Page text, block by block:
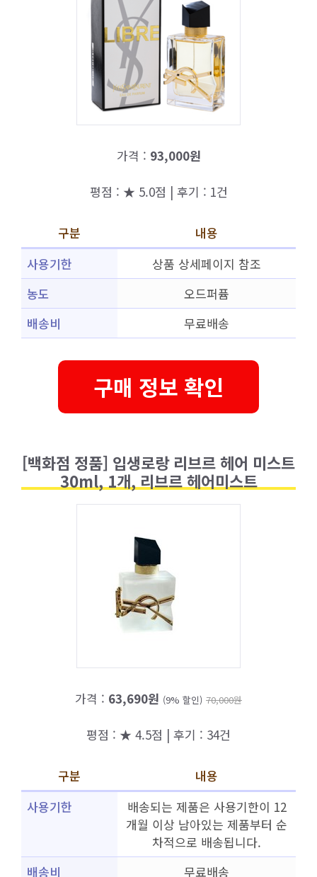
가격 : 93,000원
평점 : ★ 5.0점 | 후기 : 1건
구분
내용
사용기한
상품 상세페이지 참조
농도
오드퍼퓸
배송비
무료배송
구매 정보 확인
[백화점 정품] 입생로랑 리브르 헤어 미스트
30ml, 1개, 리브르 헤어미스트
가격 : 63,690원 (9% 할인) 70,000원
평점 : ★ 4.5점 | 후기 : 34건
구분
내용
사용기한
배송되는 제품은 사용기한이 12
개월 이상 남아있는 제품부터 순
차적으로 배송됩니다.
배송비
무료배송